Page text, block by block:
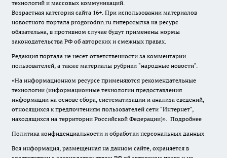
технологий и массовых коммуникаций.
Возрастная категория сайта 16+. При использовании материалов
новостного портала progorodnn.ru гиперссылка на ресурс
обязательна, в противном случае будут применены нормы
законодательства РФ об авторских и смежных правах.
Редакция портала не несет ответственности за комментарии
пользователей, а также материалы рубрики "народные новости".
«На информационном ресурсе применяются рекомендательные
технологии (информационные технологии предоставления
информации на основе сбора, систематизации и анализа сведений,
относящихся к предпочтениям пользователей сети "Интернет",
находящихся на территории Российской Федерации)». Подробнее
Политика конфиденциальности и обработки персональных данных
Вся информация, размещенная на данном сайте, охраняется в